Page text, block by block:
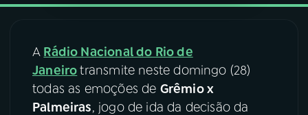
08FESTIVAL DE MÚSICA
A Rádio Nacional do Rio de
Janeirotransmite neste domingo (28)
todas as emoções de Grêmio x
Palmeiras, jogo de ida da decisão da